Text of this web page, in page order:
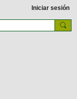
Iniciar sesión